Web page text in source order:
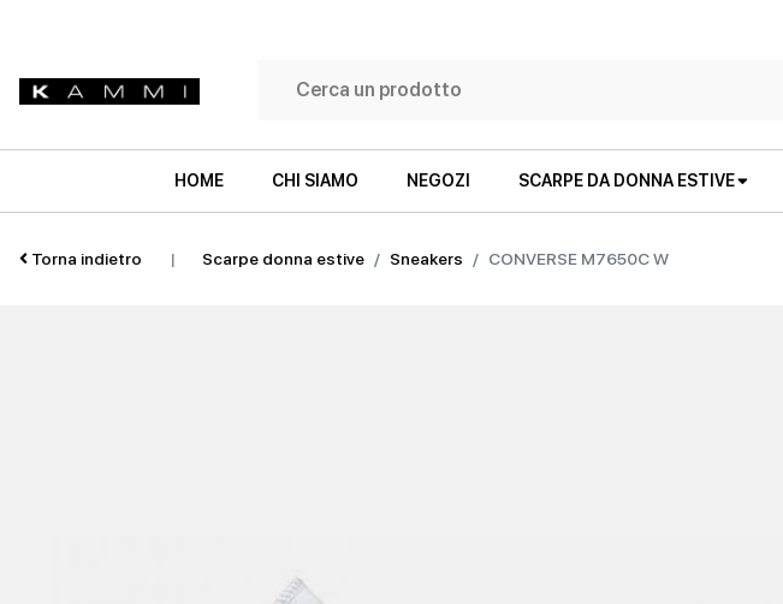
HOME CHI SIAMO NEGOZI SCARPE DA DONNA ESTIVE
Torna indietro | Scarpe donna estive Sneakers CONVERSE M7650C W